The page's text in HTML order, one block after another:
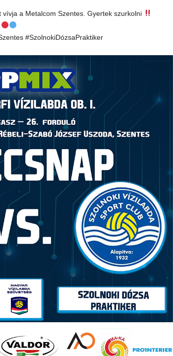
a Metalcom Szentes. Gyertek szurkolni
#SzolnokiDózsaPraktiker